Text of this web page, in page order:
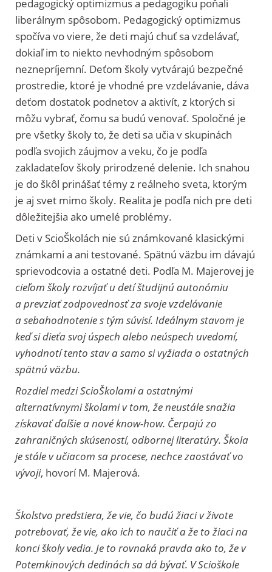
pedagogický optimizmus a pedagogiku poňali
liberálnym spôsobom. Pedagogický optimizmus
spočíva vo viere, že deti majú chuť sa vzdelávať,
dokiaľ im to niekto nevhodným spôsobom
neznepríjemní. Deťom školy vytvárajú bezpečné
prostredie, ktoré je vhodné pre vzdelávanie, dáva
deťom dostatok podnetov a aktivít, z ktorých si
môžu vybrať, čomu sa budú venovať. Spoločné je
pre všetky školy to, že deti sa učia v skupinách
podľa svojich záujmov a veku, čo je podľa
zakladateľov školy prirodzené delenie. Ich snahou
je do škôl prinášať témy z reálneho sveta, ktorým
je aj svet mimo školy. Realita je podľa nich pre deti
dôležitejšia ako umelé problémy.
Deti v ScioŠkolách nie sú známkované klasickými
známkami a ani testované. Spätnú väzbu im dávajú
sprievodcovia a ostatné deti. Podľa M. Majerovej je
cieľom školy rozvíjať u detí študijnú autonómiu
a prevziať zodpovednosť za svoje vzdelávanie
a sebahodnotenie s tým súvisí. Ideálnym stavom je
keď si dieťa svoj úspech alebo neúspech uvedomí,
vyhodnotí tento stav a samo si vyžiada o ostatných
spätnú väzbu.
Rozdiel medzi ScioŠkolami a ostatnými
alternatívnymi školami v tom, že neustále snažia
získavať ďalšie a nové know-how. Čerpajú zo
zahraničných skúseností, odbornej literatúry. Škola
je stále v učiacom sa procese, nechce zaostávať vo
vývoji, hovorí M. Majerová.
Školstvo predstiera, že vie, čo budú žiaci v živote
potrebovať, že vie, ako ich to naučiť a že to žiaci na
konci školy vedia. Je to rovnaká pravda ako to, že v
Potemkinových dedinách sa dá bývať. V Scioškole